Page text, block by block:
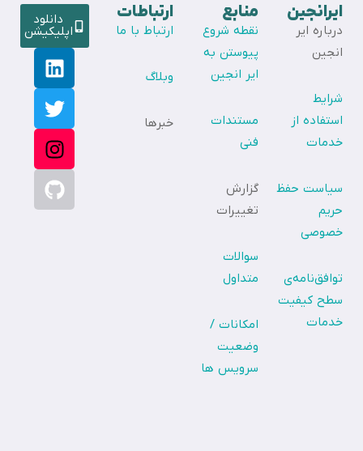
ایرانجین
درباره ایر
انجین
شرایط
استفاده از
خدمات
سیاست حفظ
حریم
خصوصی
توافق‌نامه‌ی
سطح کیفیت
خدمات
منابع
نقطه شروع
پیوستن به
ایر انجین
مستندات
فنی
گزارش
تغییرات
سوالات
متداول
امکانات /
وضعیت
سرویس ها
ارتباطات
ارتباط با ما
وبلاگ
خبرها
دانلود
اپلیکیشن